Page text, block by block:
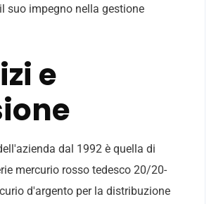
suo impegno nella gestione
e
dal 1992 è quella di
mercurio rosso tedesco 20/20-
d'argento per la distribuzione